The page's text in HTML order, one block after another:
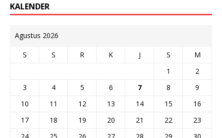
KALENDER
Agustus 2026
S S R K J S
M
1
2
3
4 5 6 7 8
9
10
11 12 13 14 15
16
17
18 19 20 21 22
23